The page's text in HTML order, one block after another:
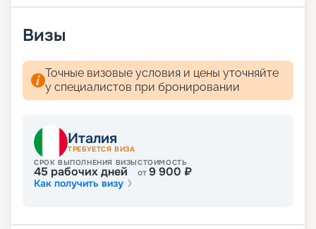
Визы
Точные визовые условия и цены уточняйте
у специалистов при бронировании
Италия
ТРЕБУЕТСЯ ВИЗА
СРОК ВЫПОЛНЕНИЯ ВИЗЫ
45 рабочих дней
СТОИМОСТЬ
от9 900 ₽
Как получить визу